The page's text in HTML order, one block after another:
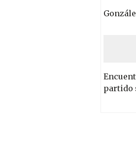
partido